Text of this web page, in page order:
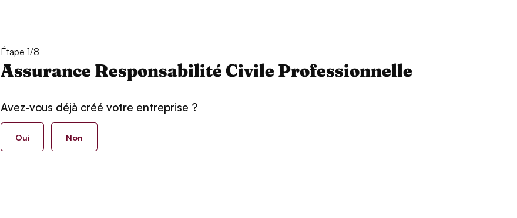
Étape 1/8
Assurance Responsabilité Civile Professionnelle
Avez-vous déjà créé votre entreprise ?
Oui Non